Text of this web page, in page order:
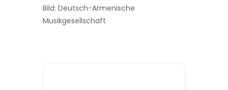
Bild: Deutsch-Armenische
Musikgesellschaft